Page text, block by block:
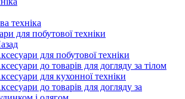
техніка
для побутової техніки
для побутової техніки
до товарів для догляду за тілом
для кухонної техніки
до товарів для догляду за